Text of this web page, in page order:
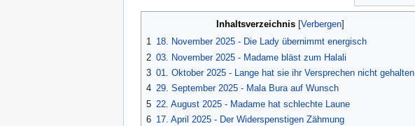
Inhaltsverzeichnis
1 18. November 2025 - Die Lady übernimmt energisch
2 03. November 2025 - Madame bläst zum Halali
3 01. Oktober 2025 - Lange hat sie ihr Versprechen nicht gehalten
4 29. September 2025 - Mala Bura auf Wunsch
5 22. August 2025 - Madame hat schlechte Laune
6 17. April 2025 - Der Widerspenstigen Zähmung